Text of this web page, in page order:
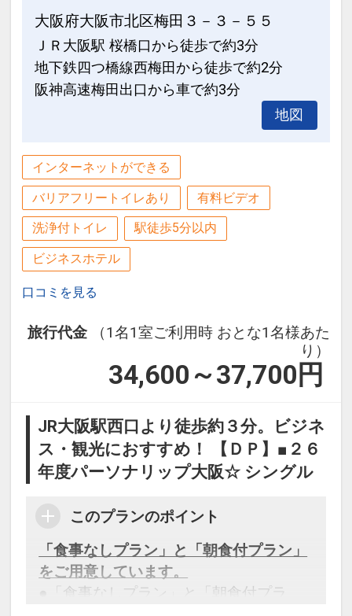
大阪府大阪市北区梅田３－３－５５
ＪＲ大阪駅 桜橋口から徒歩で約3分
地下鉄四つ橋線西梅田から徒歩で約2分
阪神高速梅田出口から車で約3分
地図
インターネットができる
バリアフリートイレあり 有料ビデオ
洗浄付トイレ 駅徒歩5分以内
ビジネスホテル
口コミを見る
旅行代金
（1名1室ご利用時 おとな1名様あた
り）
34,600～37,700 円
JR大阪駅西口より徒歩約３分。ビジネ
ス・観光におすすめ！ 【ＤＰ】■２６
年度パーソナリップ大阪☆ シングル
このプランのポイント
「食事なしプラン」と「朝食付プラン」
をご用意しています。
●「食事なしプラン」と「朝食付プラ